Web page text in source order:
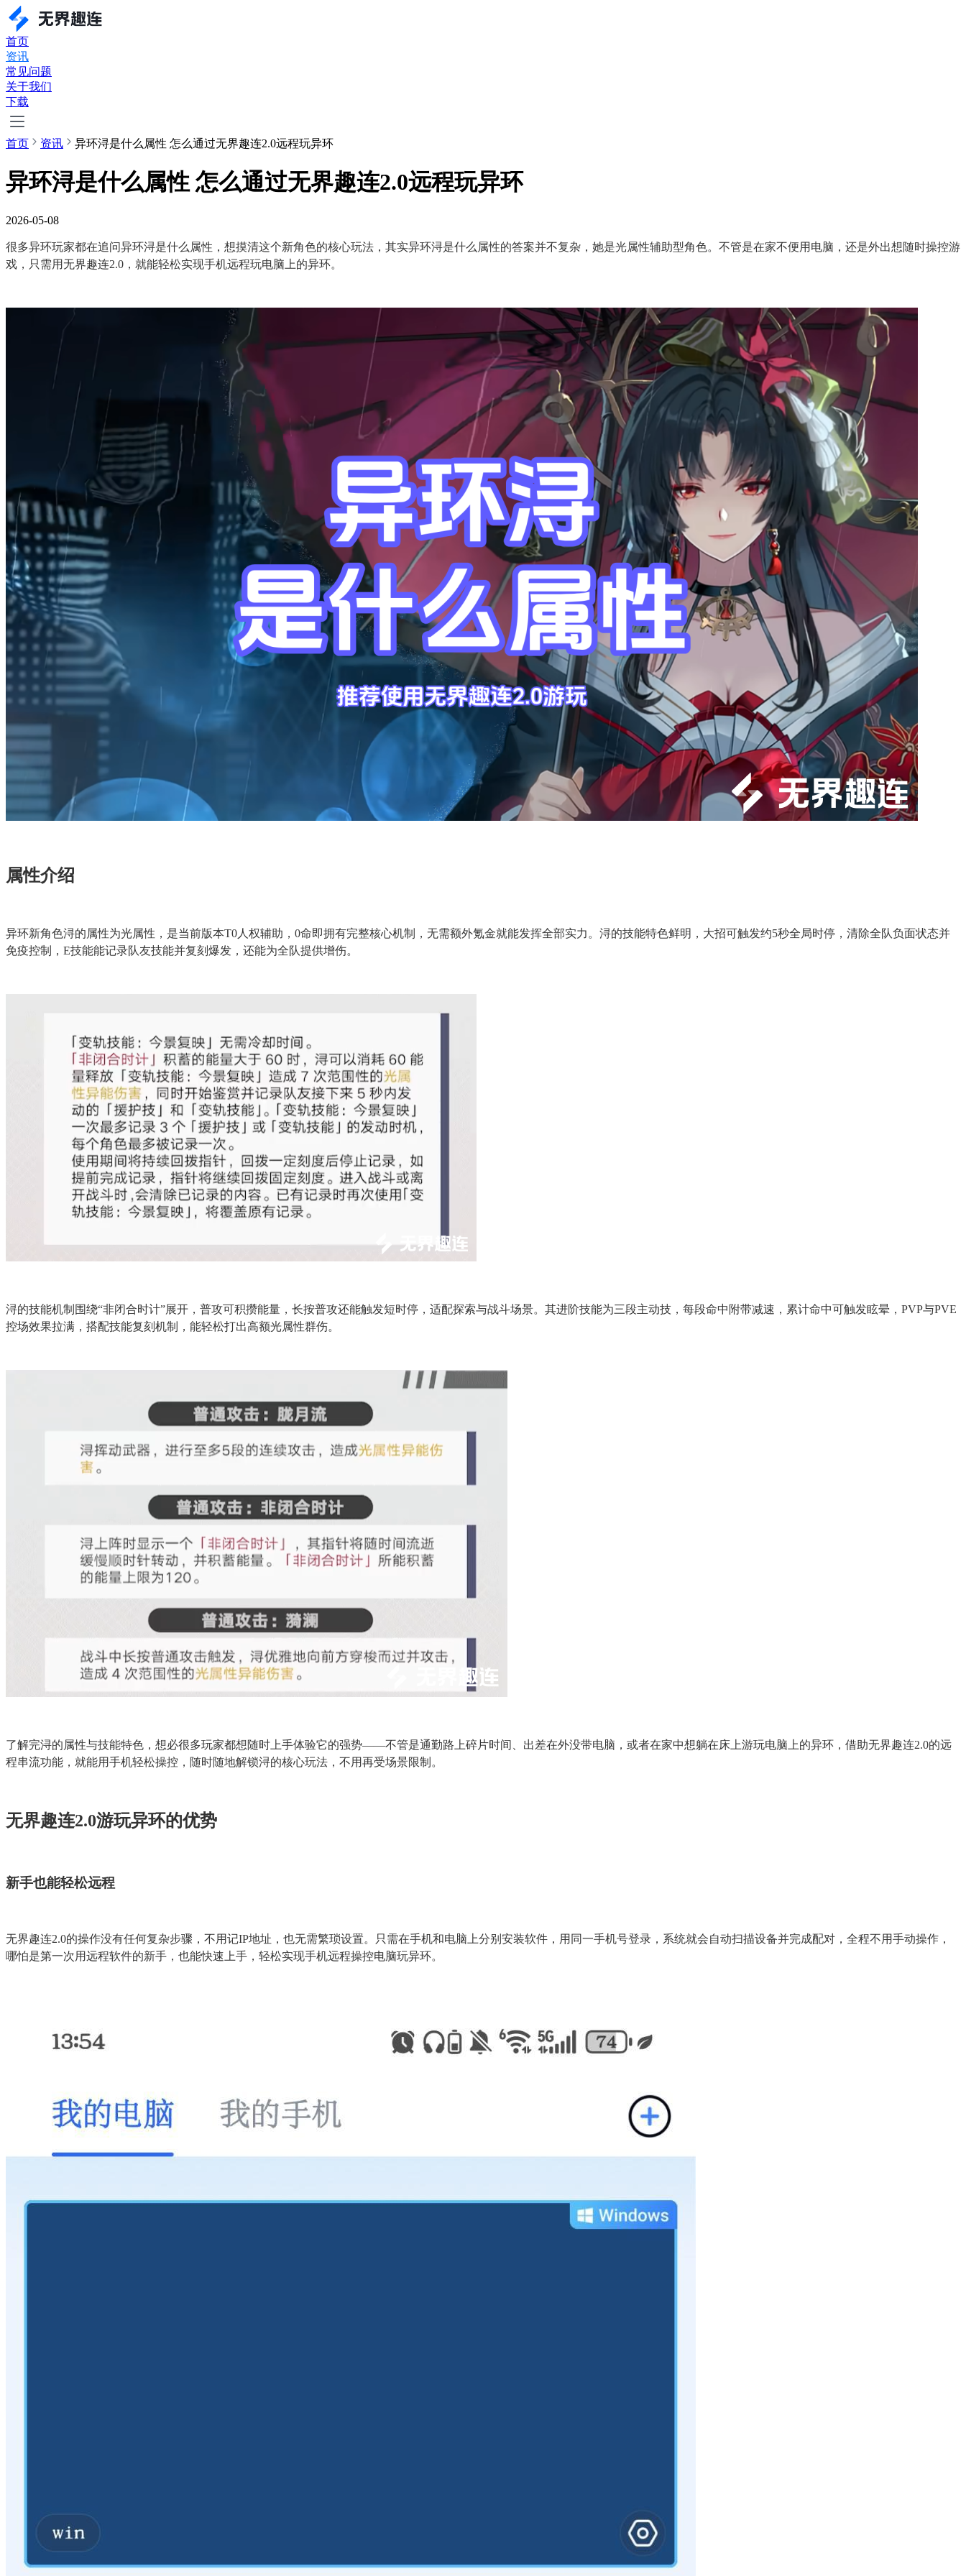
首页
资讯
常见问题
关于我们
下载
首页 资讯 异环浔是什么属性 怎么通过无界趣连2.0远程玩异环
异环浔是什么属性 怎么通过无界趣连2.0远程玩异环
2026-05-08
很多异环玩家都在追问异环浔是什么属性，想摸清这个新角色的核心玩法，其实异环浔是什么属性的答案并不复杂，她是光属性辅助型角色。不管是在家不便用电脑，还是外出想随时操控游
戏，只需用无界趣连2.0，就能轻松实现手机远程玩电脑上的异环。
属性介绍
异环新角色浔的属性为光属性，是当前版本T0人权辅助，0命即拥有完整核心机制，无需额外氪金就能发挥全部实力。浔的技能特色鲜明，大招可触发约5秒全局时停，清除全队负面状态并
免疫控制，E技能能记录队友技能并复刻爆发，还能为全队提供增伤。
浔的技能机制围绕“非闭合时计”展开，普攻可积攒能量，长按普攻还能触发短时停，适配探索与战斗场景。其进阶技能为三段主动技，每段命中附带减速，累计命中可触发眩晕，PVP与PVE
控场效果拉满，搭配技能复刻机制，能轻松打出高额光属性群伤。
了解完浔的属性与技能特色，想必很多玩家都想随时上手体验它的强势——不管是通勤路上碎片时间、出差在外没带电脑，或者在家中想躺在床上游玩电脑上的异环，借助无界趣连2.0的远
程串流功能，就能用手机轻松操控，随时随地解锁浔的核心玩法，不用再受场景限制。
无界趣连2.0游玩异环的优势
新手也能轻松远程
无界趣连2.0的操作没有任何复杂步骤，不用记IP地址，也无需繁琐设置。只需在手机和电脑上分别安装软件，用同一手机号登录，系统就会自动扫描设备并完成配对，全程不用手动操作，
哪怕是第一次用远程软件的新手，也能快速上手，轻松实现手机远程操控电脑玩异环。